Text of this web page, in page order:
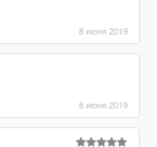
8 июня 2019
8 июня 2019